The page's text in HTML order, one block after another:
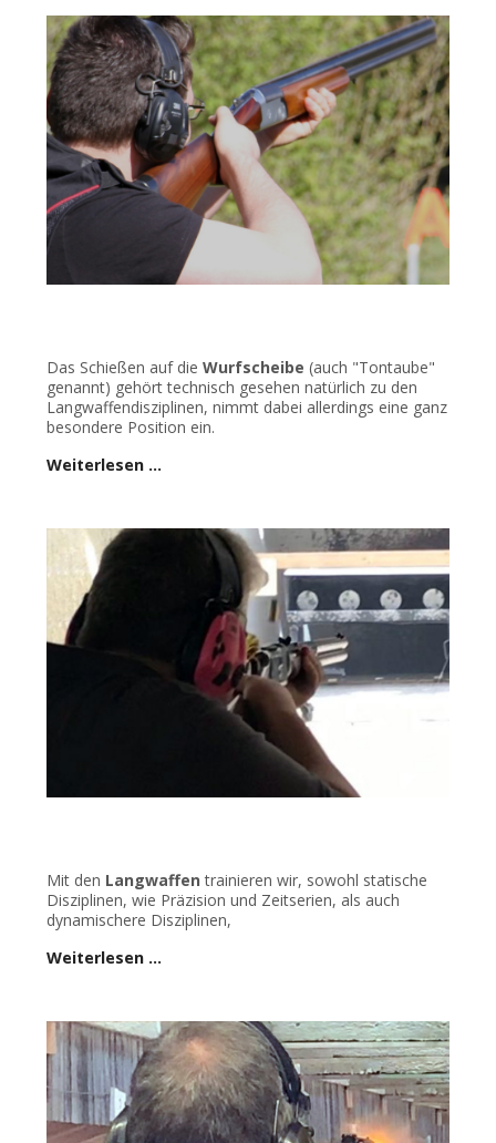
Das Schießen auf die Wurfscheibe (auch "Tontaube"
genannt) gehört technisch gesehen natürlich zu den
Langwaffendisziplinen, nimmt dabei allerdings eine ganz
besondere Position ein.
Weiterlesen …
Mit den Langwaffen trainieren wir, sowohl statische
Disziplinen, wie Präzision und Zeitserien, als auch
dynamischere Disziplinen,
Weiterlesen …